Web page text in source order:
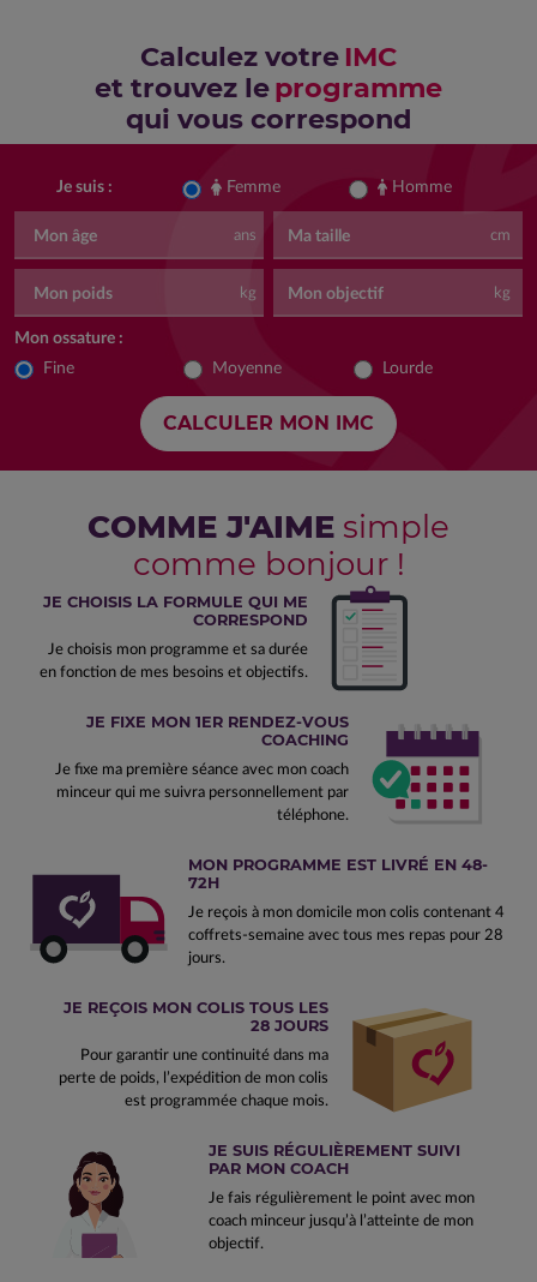
Calculez votre IMC
et trouvez leprogramme
qui vous correspond
Je suis : Femme Homme
Mon âge ans Ma taille cm
Mon poids kg Mon objectif kg
Mon ossature :
Fine Moyenne Lourde
COMME J'AIME simple
comme bonjour !
JE CHOISIS LA FORMULE QUI ME
CORRESPOND
Je choisis mon programme et sa durée
en fonction de mes besoins et objectifs.
JE FIXE MON 1ER RENDEZ-VOUS
COACHING
Je fixe ma première séance avec mon coach
minceur qui me suivra personnellement par
téléphone.
MON PROGRAMME EST LIVRÉ EN 48-
72H
Je reçois à mon domicile mon colis contenant 4
coffrets-semaine avec tous mes repas pour 28
jours.
JE REÇOIS MON COLIS TOUS LES
28 JOURS
Pour garantir une continuité dans ma
perte de poids, l’expédition de mon colis
est programmée chaque mois.
JE SUIS RÉGULIÈREMENT SUIVI
PAR MON COACH
Je fais régulièrement le point avec mon
coach minceur jusqu’à l’atteinte de mon
objectif.